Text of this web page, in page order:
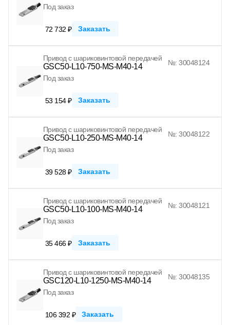
Под заказ
72 732 ₽ Заказать
Привод с шариковинтовой передачей
GSC50-L10-750-MS-M40-14
№: 30048124
Под заказ
53 154 ₽ Заказать
Привод с шариковинтовой передачей
GSC50-L10-250-MS-M40-14
№: 30048122
Под заказ
39 528 ₽ Заказать
Привод с шариковинтовой передачей
GSC50-L10-100-MS-M40-14
№: 30048121
Под заказ
35 466 ₽ Заказать
Привод с шариковинтовой передачей
GSC120-L10-1250-MS-M40-14
№: 30048135
Под заказ
106 392 ₽ Заказать